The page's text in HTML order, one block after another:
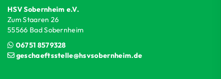
HSV Sobernheim e.V.
Zum Staaren 26
55566 Bad Sobernheim
06751 8579328
geschaeftsstelle@hsvsobernheim.de